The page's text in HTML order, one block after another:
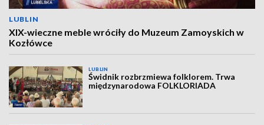
LUBLIN
XIX-wieczne meble wróciły do Muzeum Zamoyskich w
Kozłówce
LUBLIN
Świdnik rozbrzmiewa folklorem. Trwa
międzynarodowa FOLKLORIADA